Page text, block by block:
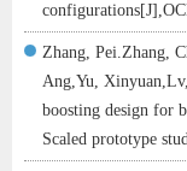
Zhang, Pei.Zhang,
Ang,Yu,
boosting design for
Scaled prototype